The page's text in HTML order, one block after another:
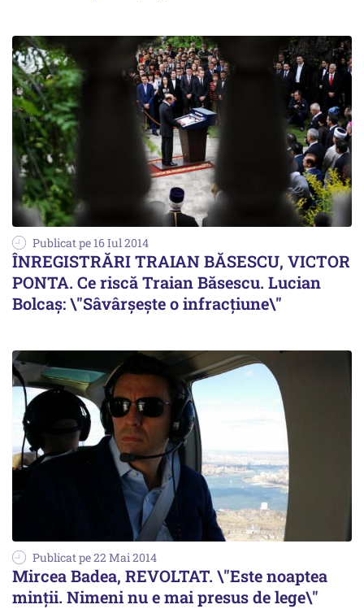
Publicat pe 16 Iul 2014
ÎNREGISTRĂRI TRAIAN BĂSESCU, VICTOR
PONTA. Ce riscă Traian Băsescu. Lucian
Bolcaș: \"Sâvârșește o infracțiune\"
Publicat pe 22 Mai 2014
Mircea Badea, REVOLTAT. \"Este noaptea
minții. Nimeni nu e mai presus de lege\"